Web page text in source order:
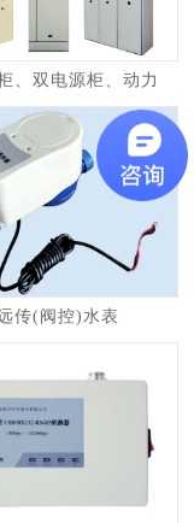
、双电源柜、动力
传(阀控)水表